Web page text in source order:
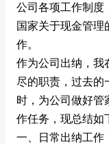
公司各项工作制度
国家关于现金管理
作。
作为公司出纳，我
尽的职责，过去的
时，为公司做好管
作任务，现总结如
一、日常出纳工作